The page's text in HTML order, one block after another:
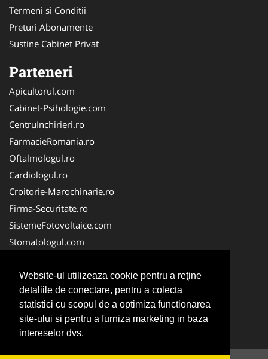
Website-ul utilizeaza cookie pentru a reţine
detaliile de conectare, pentru a colecta
statistici cu scopul de a optimiza functionarea
site-ului si pentru a furniza marketing in baza
intereselor dvs.
Termeni si Conditii
Preturi Abonamente
Sustine Cabinet Privat
Parteneri
Apicultorul.com
Cabinet-Psihologie.com
CentruInchirieri.ro
FarmacieRomania.ro
Oftalmologul.ro
Cardiologul.ro
Croitorie-Marochinarie.ro
Firma-Securitate.ro
SistemeFotovoltaice.com
Stomatologul.com
Birouri-Cadastru.ro
Cabinet-Individual.ro
CramaVinuri.ro
InstalatiiSolare.com